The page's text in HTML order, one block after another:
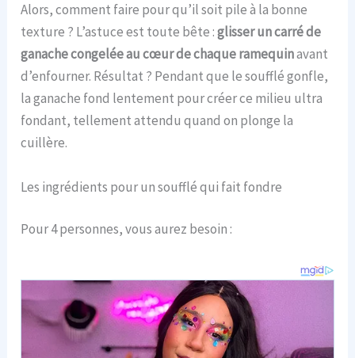
Alors, comment faire pour qu’il soit pile à la bonne
texture ? L’astuce est toute bête :glisser un carré de
ganache congelée au cœur de chaque ramequinavant
d’enfourner. Résultat ? Pendant que le soufflé gonfle,
la ganache fond lentement pour créer ce milieu ultra
fondant, tellement attendu quand on plonge la
cuillère.
Les ingrédients pour un soufflé qui fait fondre
Pour 4 personnes, vous aurez besoin :